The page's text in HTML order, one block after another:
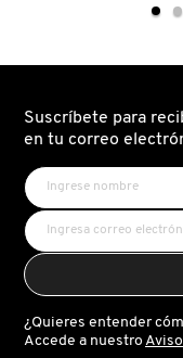
TOO FACED
TRULY BEAUTY
TWEEZERMAN
URBAN DECAY
Suscríbete para
en tu correo
¿Quieres entender
Accede a nuestro